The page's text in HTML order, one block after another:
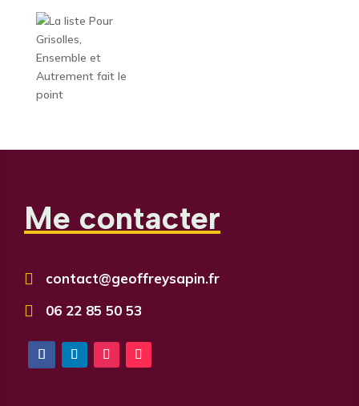
Me contacter
 contact@geoffreysapin.fr
 06 22 85 50 53